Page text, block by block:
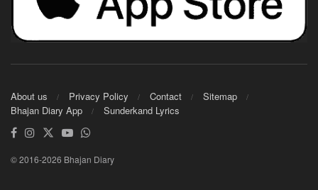
About us Privacy Policy Contact
Sitemap
Bhajan Diary App
Sunderkand Lyrics
© 2016-2026 Bhajan Diary